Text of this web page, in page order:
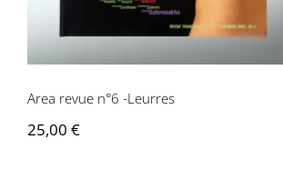
Area revue n°6 -Leurres
25,00 €